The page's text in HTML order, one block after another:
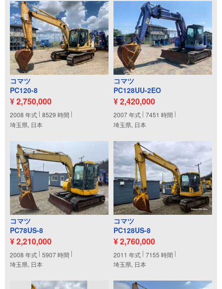
コマツ
PC120-8
¥ 2,750,000
2008 年式 8529 時間
埼玉県, 日本
コマツ
PC128UU-2EO
¥ 2,420,000
2007年式 7451 時間
埼玉県, 日本
コマツ
PC78US-8
¥ 2,210,000
2008 年式 5907時間
埼玉県, 日本
コマツ
PC128US-8
¥ 2,760,000
2011 年式 7155 時間
埼玉県, 日本